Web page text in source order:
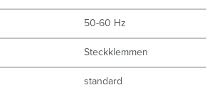
50-60 Hz
Steckklemmen
standard